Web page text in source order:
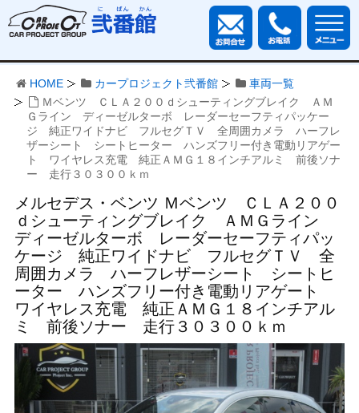
HOME カープロジェクト弐番館
車両一覧
Ｍベンツ ＣＬＡ２００ｄシューティングブレイク ＡＭ
Ｇライン ディーゼルターボ レーダーセーフティパッケー
ジ 純正ワイドナビ フルセグＴＶ 全周囲カメラ ハーフレ
ザーシート シートヒーター ハンズフリー付き電動リアゲー
ト ワイヤレス充電 純正ＡＭＧ１８インチアルミ 前後ソナ
ー 走行３０３００ｋｍ
メルセデス・ベンツ Ｍベンツ ＣＬＡ２００
ｄシューティングブレイク ＡＭＧライン
ディーゼルターボ レーダーセーフティパッ
ケージ 純正ワイドナビ フルセグＴＶ 全
周囲カメラ ハーフレザーシート シートヒ
ーター ハンズフリー付き電動リアゲート
ワイヤレス充電 純正ＡＭＧ１８インチアル
ミ 前後ソナー 走行３０３００ｋｍ